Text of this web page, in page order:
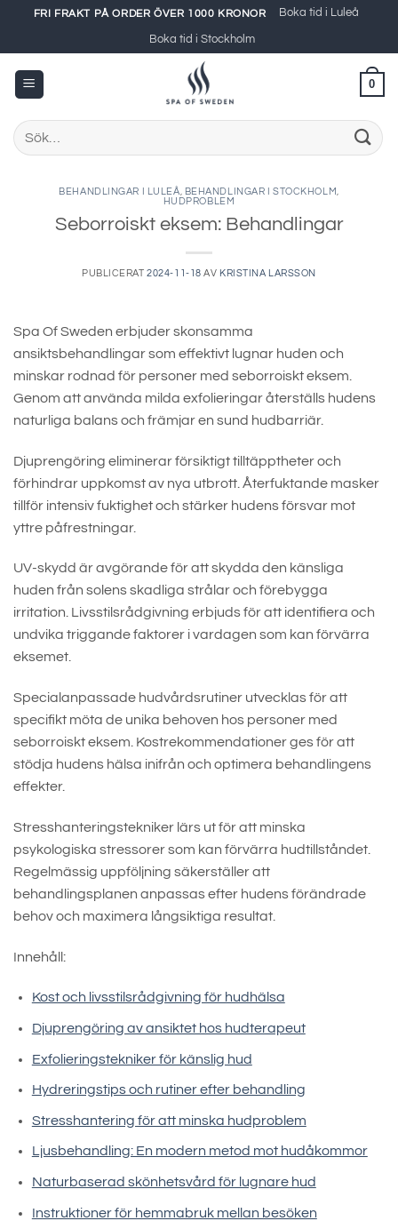
content
FRI FRAKT PÅ ORDER ÖVER 1000 KRONOR Boka tid i Luleå
Boka tid i Stockholm
0
Sök
efter:
BEHANDLINGAR I LULEÅ BEHANDLINGAR I STOCKHOLM
HUDPROBLEM
Seborroiskt eksem: Behandlingar
PUBLICERAT2024-11-18 AV KRISTINA LARSSON
Spa Of Sweden erbjuder skonsamma
ansiktsbehandlingar som effektivt lugnar huden och
minskar rodnad för personer med seborroiskt eksem.
Genom att använda milda exfolieringar återställs hudens
naturliga balans och främjar en sund hudbarriär.
Djuprengöring eliminerar försiktigt tilltäpptheter och
förhindrar uppkomst av nya utbrott. Återfuktande masker
tillför intensiv fuktighet och stärker hudens försvar mot
yttre påfrestningar.
UV-skydd är avgörande för att skydda den känsliga
huden från solens skadliga strålar och förebygga
irritation. Livsstilsrådgivning erbjuds för att identifiera och
undvika triggande faktorer i vardagen som kan förvärra
eksemet.
Specialanpassade hudvårdsrutiner utvecklas för att
specifikt möta de unika behoven hos personer med
seborroiskt eksem. Kostrekommendationer ges för att
stödja hudens hälsa inifrån och optimera behandlingens
effekter.
Stresshanteringstekniker lärs ut för att minska
psykologiska stressorer som kan förvärra hudtillståndet.
Regelmässig uppföljning säkerställer att
behandlingsplanen anpassas efter hudens förändrade
behov och maximera långsiktiga resultat.
Innehåll:
Kost och livsstilsrådgivning för hudhälsa
Djuprengöring av ansiktet hos hudterapeut
Exfolieringstekniker för känslig hud
Hydreringstips och rutiner efter behandling
Stresshantering för att minska hudproblem
Ljusbehandling: En modern metod mot hudåkommor
Naturbaserad skönhetsvård för lugnare hud
Instruktioner för hemmabruk mellan besöken